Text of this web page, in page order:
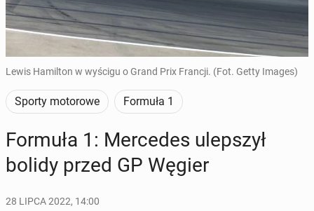
Lewis Hamilton w wyścigu o Grand Prix Francji. (Fot. Getty Images)
Sporty motorowe Formuła 1
Formuła 1: Mer­ce­des ulep­szył
bolidy przed GP Węgier
28 LIPCA 2022, 14:00